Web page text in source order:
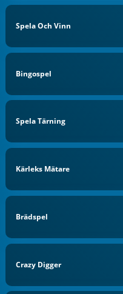
Spela Och Vinn
Bingospel
Spela Tärning
Kärleks Mätare
Brädspel
Crazy Digger